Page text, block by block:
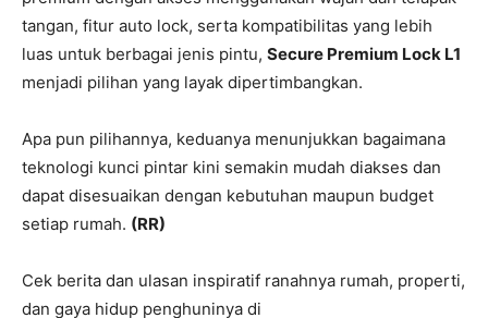
tangan, fitur auto lock, serta kompatibilitas yang lebih
luas untuk berbagai jenis pintu, Secure Premium Lock L1
menjadi pilihan yang layak dipertimbangkan.
Apa pun pilihannya, keduanya menunjukkan bagaimana
teknologi kunci pintar kini semakin mudah diakses dan
dapat disesuaikan dengan kebutuhan maupun budget
setiap rumah. (RR)
Cek berita dan ulasan inspiratif ranahnya rumah, properti,
dan gaya hidup penghuninya di